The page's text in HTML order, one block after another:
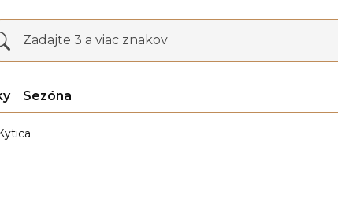
Zadajte 3 a viac znakov
Sezóna